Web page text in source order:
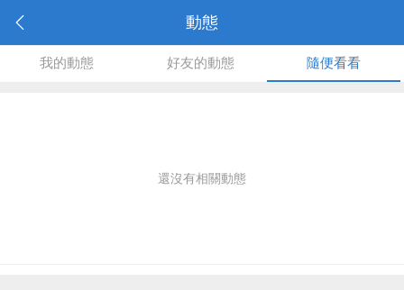
動態
我的動態 好友的動態 隨便看看
還沒有相關動態